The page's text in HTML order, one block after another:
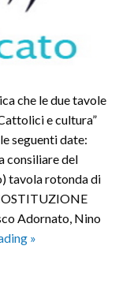
che le due tavole
e cultura”
seguenti date:
consiliare del
tavola rotonda di
Adornato, Nino
Comunicato
»